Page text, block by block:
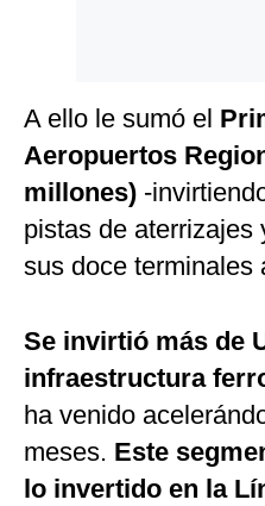
A ello le sumó el
Aeropuertos
millones) -
pistas de aterrizajes
sus doce terminales
Se invirtió más de
infraestructura
ha venido
meses. Este
lo invertido en la